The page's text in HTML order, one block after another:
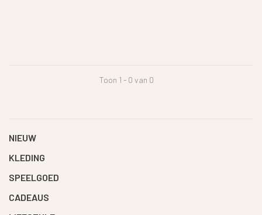
Toon 1 - 0 van 0
NIEUW
KLEDING
SPEELGOED
CADEAUS